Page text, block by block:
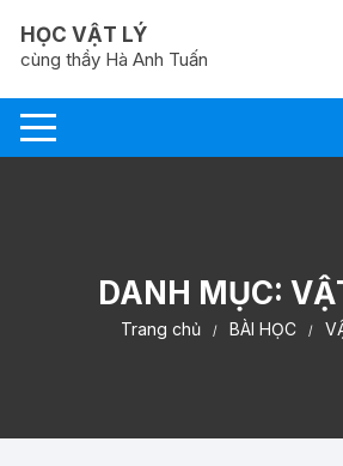
nội
dung
HỌC VẬT LÝ
cùng thầy Hà Anh Tuấn
DANH MỤC:
Trang chủ BÀI HỌC